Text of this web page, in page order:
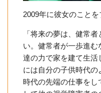
2009年に彼女のことを
「将来の夢は、健常
い。健常者が一歩進
達の力で家を建て生
には自分の子供時代の
時代の先端の仕事をし